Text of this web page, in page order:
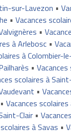
sur-Lavezon •
• Vacances
•
à Arlebosc•
à Colombier-
•
scolaires à
•
• Vacances
Clair•
à Savas •